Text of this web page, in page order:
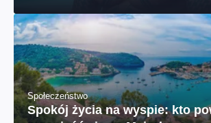
Społeczeństwo
Spokój życia na wyspie: kto